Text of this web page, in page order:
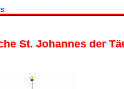
St. Johannes der